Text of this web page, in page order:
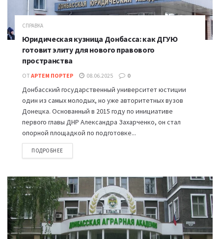
СПРАВКА
Юридическая кузница Донбасса: как ДГУЮ
готовит элиту для нового правового
пространства
ОТ АРТЕМ ПОРТЕР 08.06.2025 0
Донбасский государственный университет юстиции
один из самых молодых, но уже авторитетных вузов
Донецка. Основанный в 2015 году по инициативе
первого главы ДНР Александра Захарченко, он стал
опорной площадкой по подготовке...
ПОДРОБНЕЕ